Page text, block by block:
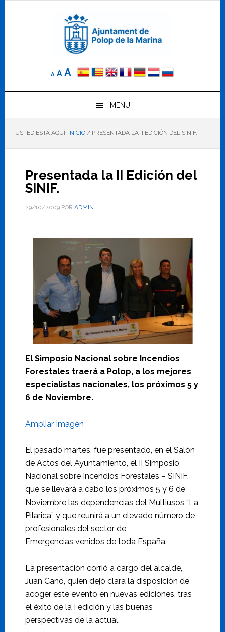
A
Reducir
elA Tamaño
AAumentar
el
tamaño
letra
MENU
USTED ESTÁ AQUÍ: INICIO /PRESENTADA LA II EDICIÓN DEL SINIF.
Presentada la II Edición del
SINIF.
29/10/2009POR ADMIN
El Simposio Nacional sobre Incendios
Forestales traerá a Polop, a los mejores
especialistas nacionales, los próximos 5 y
6 de Noviembre.
Ampliar Imagen
El pasado martes, fue presentado, en el Salón
de Actos del Ayuntamiento, el II Simposio
Nacional sobre Incendios Forestales – SINIF,
que se llevará a cabo los próximos 5 y 6 de
Noviembre las dependencias del Multiusos “La
Pilarica” y que reunirá a un elevado número de
profesionales del sector de
Emergencias venidos de toda España.
La presentación corrió a cargo del alcalde,
Juan Cano, quien dejó clara la disposición de
acoger este evento en nuevas ediciones, tras
el éxito de la I edición y las buenas
perspectivas de la actual.